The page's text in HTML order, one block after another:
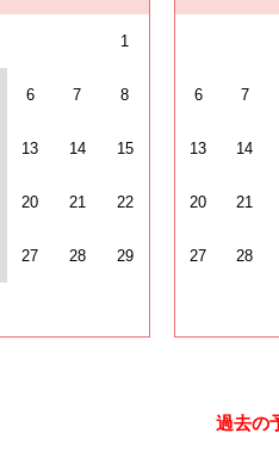
1
6 7 8
13 14 15
20 21 22
27 28 29
6 7
13 14
20 21
27 28
過去の